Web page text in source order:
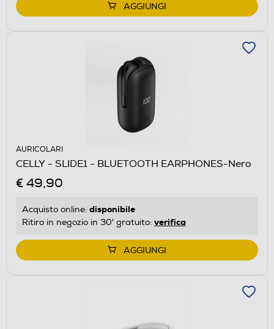
AGGIUNGI
AURICOLARI
CELLY - SLIDE1 - BLUETOOTH EARPHONES-Nero
€ 49,90
Acquisto online: disponibile
Ritiro in negozio in 30' gratuito: verifica
AGGIUNGI